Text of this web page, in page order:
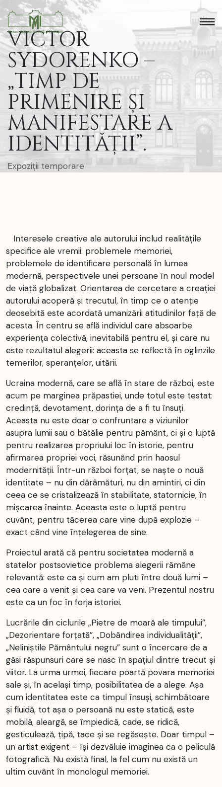
VICTOR
SYDORENKO –
„TIMP DE
PRIMENIRE ȘI
MANIFESTARE A
IDENTITĂȚII”.
Expoziții temporare
Interesele creative ale autorului includ realitățile
specifice ale vremii: problemele memoriei,
problemele de identificare personală în lumea
modernă, perspectivele unei persoane în noul model
de viață globalizat. Orientarea de cercetare a creației
autorului acoperă și trecutul, în timp ce o atenție
deosebită este acordată umanizării atitudinilor față de
acesta. În centru se află individul care absoarbe
experiența colectivă, inevitabilă pentru el, și care nu
este rezultatul alegerii: aceasta se reflectă în oglinzile
temerilor, speranțelor, uitării.
Ucraina modernă, care se află în stare de război, este
acum pe marginea prăpastiei, unde totul este testat:
credință, devotament, dorința de a fi tu însuți.
Aceasta nu este doar o confruntare a viziunilor
asupra lumii sau o bătălie pentru pământ, ci și o luptă
pentru realizarea propriului loc în istorie, pentru
afirmarea propriei voci, răsunând prin haosul
modernității. Într-un război forțat, se naște o nouă
identitate – nu din dărâmături, nu din amintiri, ci din
ceea ce se cristalizează în stabilitate, statornicie, în
mișcarea înainte. Aceasta este o luptă pentru
cuvânt, pentru tăcerea care vine după explozie –
exact când vine înțelegerea de sine.
Proiectul arată că pentru societatea modernă a
statelor postsovietice problema alegerii rămâne
relevantă: este ca și cum am pluti între două lumi –
cea care a venit și cea care va veni. Prezentul nostru
este ca un foc în forja istoriei.
Lucrările din ciclurile „Pietre de moară ale timpului”,
„Dezorientare forțată”, „Dobândirea individualității”,
„Neliniștile Pământului negru” sunt o încercare de a
găsi răspunsuri care se nasc în spațiul dintre trecut și
viitor. La urma urmei, fiecare poartă povara memoriei
sale și, în același timp, posibilitatea de a alege. Așa
cum identitatea este ca timpul însuși, schimbătoare
și fluidă, tot așa o persoană nu este statică, este
mobilă, aleargă, se împiedică, cade, se ridică,
gesticulează, țipă, tace și se regăsește. Doar timpul –
un artist exigent – își dezvăluie imaginea ca o peliculă
fotografică. Nu există final, la fel cum nu există un
ultim cuvânt în monologul memoriei.